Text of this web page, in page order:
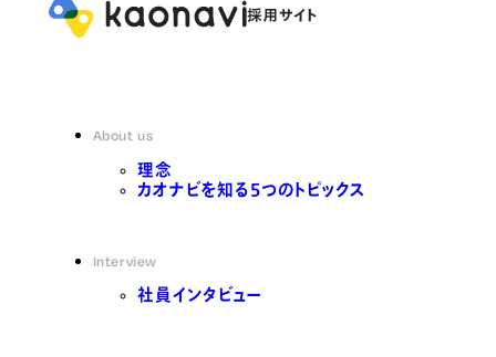
About us
理念
カオナビを知る5つのトピックス
Interview
社員インタビュー